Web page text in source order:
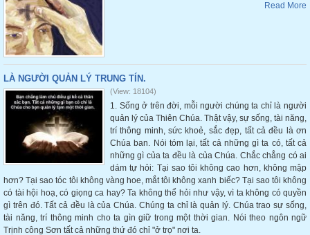
Read More
LÀ NGƯỜI QUẢN LÝ TRUNG TÍN.
(View: 18104)
1. Sống ở trên đời, mỗi người chúng ta chỉ là người
quản lý của Thiên Chúa. Thật vậy, sự sống, tài năng,
trí thông minh, sức khoẻ, sắc đẹp, tất cả đều là ơn
Chúa ban. Nói tóm lại, tất cả những gì ta có, tất cả
những gì của ta đều là của Chúa. Chắc chẳng có ai
dám tự hỏi: Tại sao tôi không cao hơn, không mập
hơn? Tại sao tóc tôi không vàng hoe, mắt tôi không xanh biếc? Tại sao tôi không
có tài hội hoạ, có giọng ca hay? Ta không thể hỏi như vậy, vì ta không có quyền
gì trên đó. Tất cả đều là của Chúa. Chúng ta chỉ là quản lý. Chúa trao sự sống,
tài năng, trí thông minh cho ta gìn giữ trong một thời gian. Nói theo ngôn ngữ
Trịnh công Sơn tất cả những thứ đó chỉ "ở trọ" nơi ta.